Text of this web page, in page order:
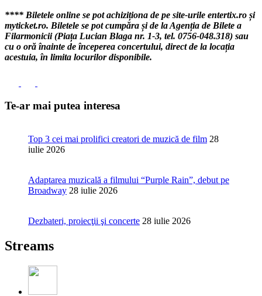
**** Biletele online se pot achiziționa de pe site-urile entertix.ro și
myticket.ro. Biletele se pot cumpăra și de la Agenția de Bilete a
Filarmonicii (Piața Lucian Blaga nr. 1-3, tel. 0756-048.318) sau
cu o oră înainte de începerea concertului, direct de la locația
acestuia, în limita locurilor disponibile.
Te-ar mai putea interesa
Top 3 cei mai prolifici creatori de muzică de film 28
iulie 2026
Adaptarea muzicală a filmului “Purple Rain”, debut pe
Broadway 28 iulie 2026
Dezbateri, proiecţii şi concerte 28 iulie 2026
Streams